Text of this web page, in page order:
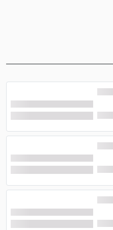
و تنها فرق میان آن ها،
چهار نفره رویال هم از
بیشتر دارد. از جمله
هم می توان به سیستم تهویه
و سرمایش، یخچال،
راحتی، چای ساز، رخت
بم
دو ستاره، امکانات خوبی